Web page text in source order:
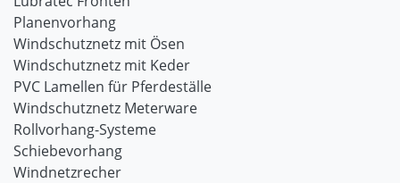
Planenvorhang
Windschutznetz mit Ösen
Windschutznetz mit Keder
PVC Lamellen für Pferdeställe
Windschutznetz Meterware
Rollvorhang-Systeme
Schiebevorhang
Windnetzrecher